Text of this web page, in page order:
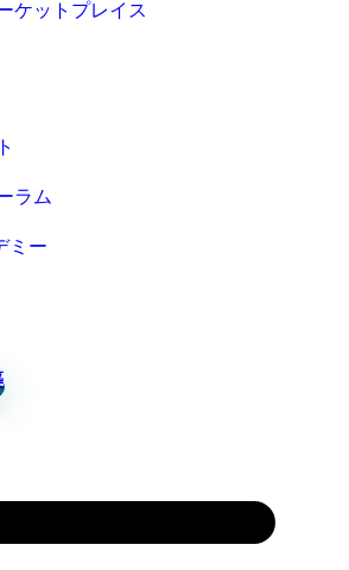
ケットプレイス
ラム
ミー